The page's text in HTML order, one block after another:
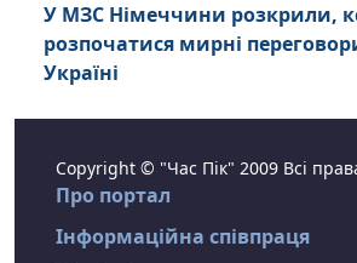
У МЗС Німеччини розкрили,
розпочатися мирні
Україні
Copyright © "Час Пік" 2009 Всі
Про портал
Інформаційна співпраця